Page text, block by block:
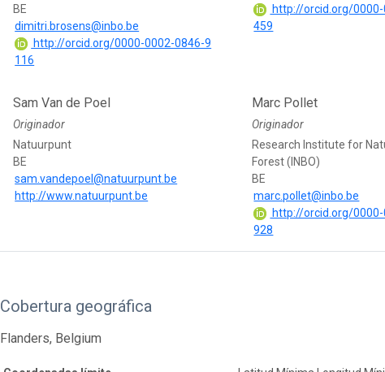
BE
dimitri.brosens@inbo.be
http://orcid.org/0000-0002-0846-9
116
http://orcid.org/
459
Sam Van de Poel
Originador
Natuurpunt
BE
sam.vandepoel@natuurpunt.be
http://www.natuurpunt.be
Marc Pollet
Originador
Research Institute for
Forest (INBO)
BE
marc.pollet@inbo.be
http://orcid.org/
928
Cobertura geográfica
Flanders, Belgium